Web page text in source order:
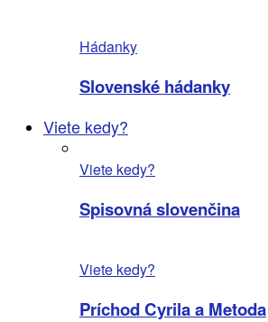
Hádanky
Slovenské hádanky
Viete kedy?
Viete kedy?
Spisovná slovenčina
Viete kedy?
Príchod Cyrila a Metoda